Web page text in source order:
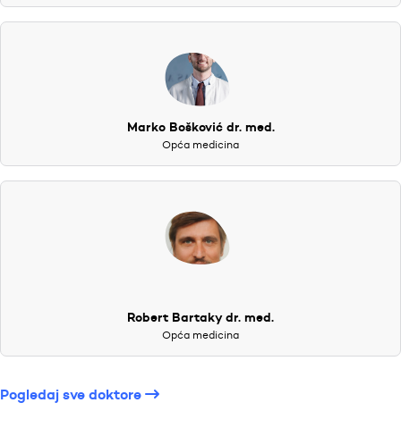
Marko Bošković dr. med.
Opća medicina
Robert Bartaky dr. med.
Opća medicina
Pogledaj sve doktore